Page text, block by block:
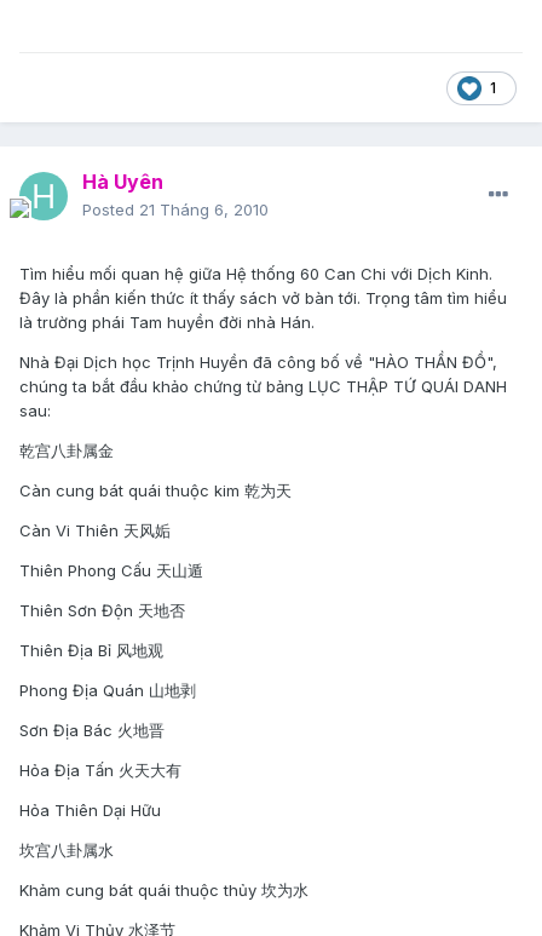
1
Hà Uyên
Posted 21 Tháng 6, 2010
Tìm hiểu mối quan hệ giữa Hệ thống 60 Can Chi với Dịch Kinh.
Đây là phần kiến thức ít thấy sách vở bàn tới. Trọng tâm tìm hiểu
là trường phái Tam huyền đời nhà Hán.
Nhà Đại Dịch học Trịnh Huyền đã công bố về "HÀO THẦN ĐỒ",
chúng ta bắt đầu khảo chứng từ bảng LỤC THẬP TỨ QUÁI DANH
sau:
乾宫八卦属金
Càn cung bát quái thuộc kim 乾为天
Càn Vi Thiên 天风姤
Thiên Phong Cấu 天山遁
Thiên Sơn Độn 天地否
Thiên Địa Bỉ 风地观
Phong Địa Quán 山地剥
Sơn Địa Bác 火地晋
Hỏa Địa Tấn 火天大有
Hỏa Thiên Dại Hữu
坎宫八卦属水
Khảm cung bát quái thuộc thủy 坎为水
Khảm Vi Thủy 水泽节